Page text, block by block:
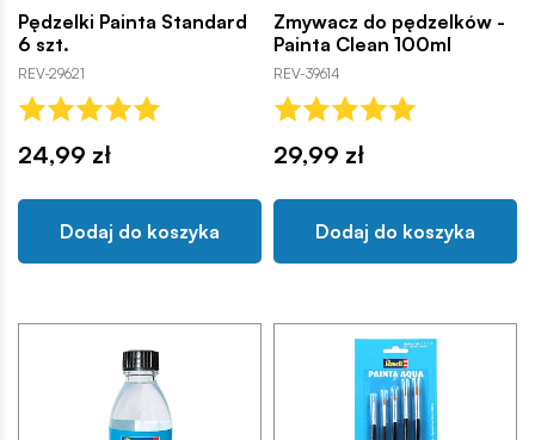
Pędzelki Painta Standard
6 szt.
REV-29621
24,99 zł
Dodaj do koszyka
Zmywacz do pędzelków -
Painta Clean 100ml
REV-39614
29,99 zł
Dodaj do koszyka